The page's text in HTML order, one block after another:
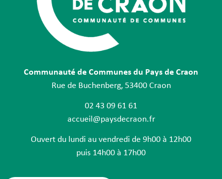
Communauté de Communes du Pays de Craon
Rue de Buchenberg, 53400 Craon
02 43 09 61 61
accueil@paysdecraon.fr
Ouvert du lundi au vendredi de 9h00 à 12h00
puis 14h00 à 17h00